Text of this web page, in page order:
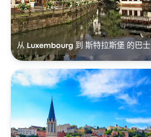
从 Luxembourg 到 斯特拉斯堡 的巴士